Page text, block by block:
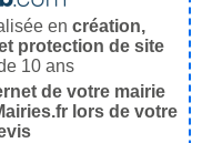
en création,
protection de site
10 ans
de votre mairie
lors de votre